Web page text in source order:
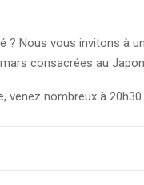
? Nous vous invitons à
consacrées au Japon.
venez nombreux à 20h30